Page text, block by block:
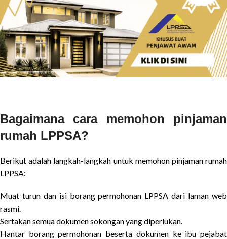
Bagaimana cara memohon pinjaman
rumah LPPSA?
Berikut adalah langkah-langkah untuk memohon pinjaman rumah
LPPSA:
Muat turun dan isi borang permohonan LPPSA dari laman web
rasmi.
Sertakan semua dokumen sokongan yang diperlukan.
Hantar borang permohonan beserta dokumen ke ibu pejabat